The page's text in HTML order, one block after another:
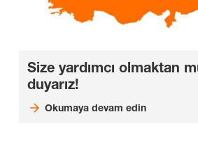
Size yardımcı olmaktan
duyarız!
Okumaya devam edin